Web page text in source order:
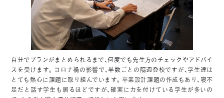
自分でプランがまとめられるまで、何度でも先生方のチェックやアドバイ
スを受けます。コロナ禍の影響で、半数ごとの隔週登校ですが、学生達は
とても熱心に課題に取り組んでいます。卒業設計課題の作成もあり、寝不
足だと話す学生も居るほどですが、確実に力を付けている学生が多いの